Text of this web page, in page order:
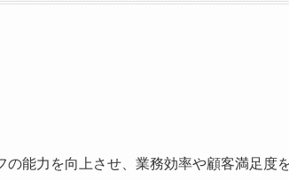
能力を向上させ、業務効率や顧客満足度